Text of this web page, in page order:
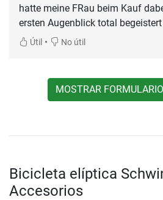
hatte meine FRau beim Kauf
ersten Augenblick total begeistert
Útil • No útil
MOSTRAR
Bicicleta elíptica
Accesorios